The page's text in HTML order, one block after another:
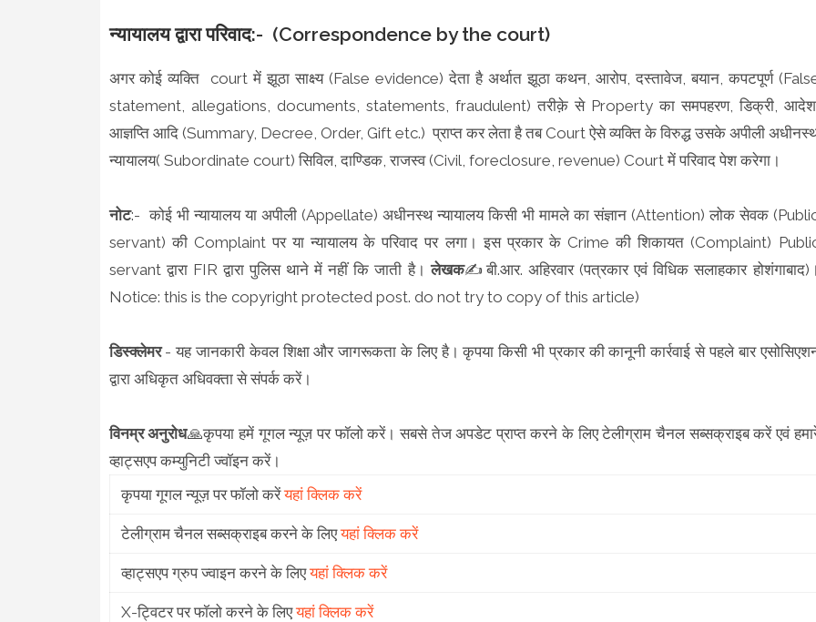
न्यायालय द्वारा परिवाद:- (Correspondence by the court)
अगर कोई व्यक्ति court में झूठा साक्ष्य (False evidence) देता है अर्थात झूठा कथन, आरोप, दस्तावेज, बयान, कपटपूर्ण
statement, allegations, documents, statements, fraudulent) तरीक़े से Property का समपहरण, डिक्री,
आज्ञप्ति आदि (Summary, Decree, Order, Gift etc.) प्राप्त कर लेता है तब Court ऐसे व्यक्ति के विरुद्ध उसके अपीली
न्यायालय( Subordinate court) सिविल, दाण्डिक, राजस्व (Civil, foreclosure, revenue) Court में परिवाद पेश करेगा।
नोट:- कोई भी न्यायालय या अपीली (Appellate) अधीनस्थ न्यायालय किसी भी मामले का संज्ञान (Attention) लोक सेवक
servant) की Complaint पर या न्यायालय के परिवाद पर लगा। इस प्रकार के Crime की शिकायत (Complaint)
servant द्वारा FIR द्वारा पुलिस थाने में नहीं कि जाती है।लेखक✍️बी.आर. अहिरवार (पत्रकार एवं विधिक सलाहकार
Notice: this is the copyright protected post. do not try to copy of this article)
डिस्क्लेमर- यह जानकारी केवल शिक्षा और जागरूकता के लिए है। कृपया किसी भी प्रकार की कानूनी कार्रवाई से पहले बार
द्वारा अधिकृत अधिवक्ता से संपर्क करें।
विनम्र अनुरोध🙏कृपया हमें गूगल न्यूज़ पर फॉलो करें। सबसे तेज अपडेट प्राप्त करने के लिए टेलीग्राम चैनल सब्सक्राइब करें एवं
व्हाट्सएप कम्युनिटी ज्वॉइन करें।
कृपया गूगल न्यूज़ पर फॉलो करेंयहां क्लिक करें
टेलीग्राम चैनल सब्सक्राइब करने के लिएयहां क्लिक करें
व्हाट्सएप ग्रुप ज्वाइन करने के लिएयहां क्लिक करें
X-ट्विटर पर फॉलो करने के लिएयहां क्लिक करें